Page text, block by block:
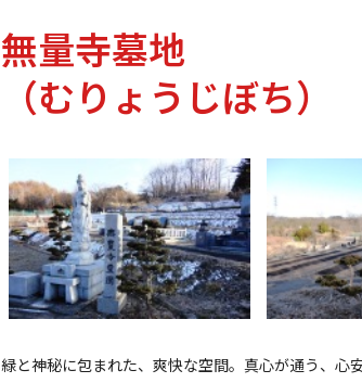
無量寺墓地
（むりょうじぼち）
緑と神秘に包まれた、爽快な空間。真心が通う、心